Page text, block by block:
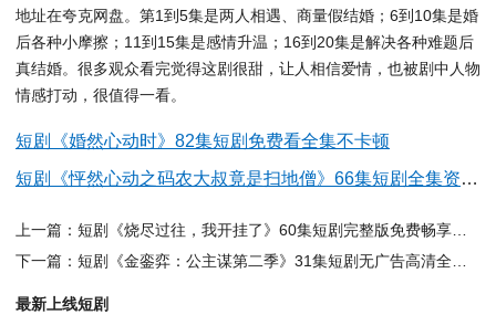
地址在夸克网盘。第1到5集是两人相遇、商量假结婚；6到10集是婚
后各种小摩擦；11到15集是感情升温；16到20集是解决各种难题后
真结婚。很多观众看完觉得这剧很甜，让人相信爱情，也被剧中人物
情感打动，很值得一看。
短剧《婚然心动时》82集短剧免费看全集不卡顿
短剧《怦然心动之码农大叔竟是扫地僧》66集短剧全集资源免费分享观看
最新上线短剧